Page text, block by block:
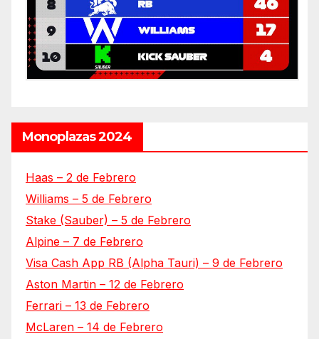
Monoplazas 2024
Haas – 2 de Febrero
Williams – 5 de Febrero
Stake (Sauber) – 5 de Febrero
Alpine – 7 de Febrero
Visa Cash App RB (Alpha Tauri) – 9 de Febrero
Aston Martin – 12 de Febrero
Ferrari – 13 de Febrero
McLaren – 14 de Febrero